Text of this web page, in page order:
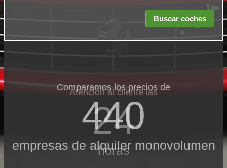
Comparamos los precios de
440
empresas de alquiler monovolumen
Atención al cliente las
24
horas